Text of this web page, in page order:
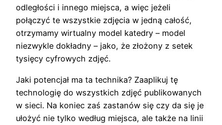
odległości i innego miejsca, a więc jeżeli
połączyć te wszystkie zdjęcia w jedną całość,
otrzymamy wirtualny model katedry – model
niezwykle dokładny – jako, że złożony z setek
tysięcy cyfrowych zdjęć.
Jaki potencjał ma ta technika? Zaaplikuj tę
technologię do wszystkich zdjęć publikowanych
w sieci. Na koniec zaś zastanów się czy da się je
ułożyć nie tylko według miejsca, ale także na linii